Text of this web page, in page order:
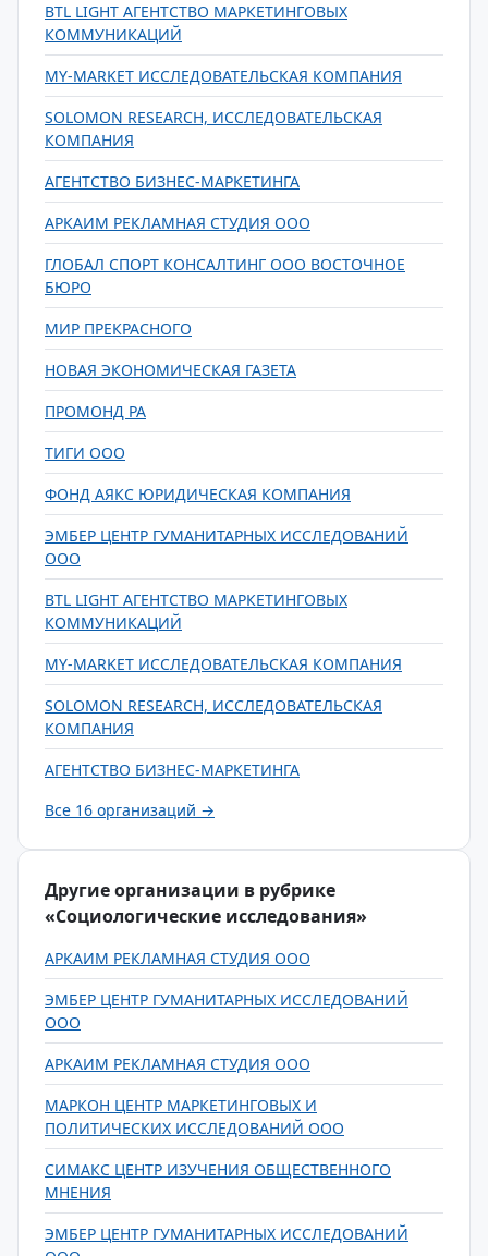
BTL LIGHT АГЕНТСТВО МАРКЕТИНГОВЫХ
КОММУНИКАЦИЙ
MY-MARKET ИССЛЕДОВАТЕЛЬСКАЯ КОМПАНИЯ
SOLOMON RESEARCH, ИССЛЕДОВАТЕЛЬСКАЯ
КОМПАНИЯ
АГЕНТСТВО БИЗНЕС-МАРКЕТИНГА
АРКАИМ РЕКЛАМНАЯ СТУДИЯ ООО
ГЛОБАЛ СПОРТ КОНСАЛТИНГ ООО ВОСТОЧНОЕ
БЮРО
МИР ПРЕКРАСНОГО
НОВАЯ ЭКОНОМИЧЕСКАЯ ГАЗЕТА
ПРОМОНД РА
ТИГИ ООО
ФОНД АЯКС ЮРИДИЧЕСКАЯ КОМПАНИЯ
ЭМБЕР ЦЕНТР ГУМАНИТАРНЫХ ИССЛЕДОВАНИЙ
ООО
BTL LIGHT АГЕНТСТВО МАРКЕТИНГОВЫХ
КОММУНИКАЦИЙ
MY-MARKET ИССЛЕДОВАТЕЛЬСКАЯ КОМПАНИЯ
SOLOMON RESEARCH, ИССЛЕДОВАТЕЛЬСКАЯ
КОМПАНИЯ
АГЕНТСТВО БИЗНЕС-МАРКЕТИНГА
Все 16 организаций →
Другие организации в рубрике
«Социологические исследования»
АРКАИМ РЕКЛАМНАЯ СТУДИЯ ООО
ЭМБЕР ЦЕНТР ГУМАНИТАРНЫХ ИССЛЕДОВАНИЙ
ООО
АРКАИМ РЕКЛАМНАЯ СТУДИЯ ООО
МАРКОН ЦЕНТР МАРКЕТИНГОВЫХ И
ПОЛИТИЧЕСКИХ ИССЛЕДОВАНИЙ ООО
СИМАКС ЦЕНТР ИЗУЧЕНИЯ ОБЩЕСТВЕННОГО
МНЕНИЯ
ЭМБЕР ЦЕНТР ГУМАНИТАРНЫХ ИССЛЕДОВАНИЙ